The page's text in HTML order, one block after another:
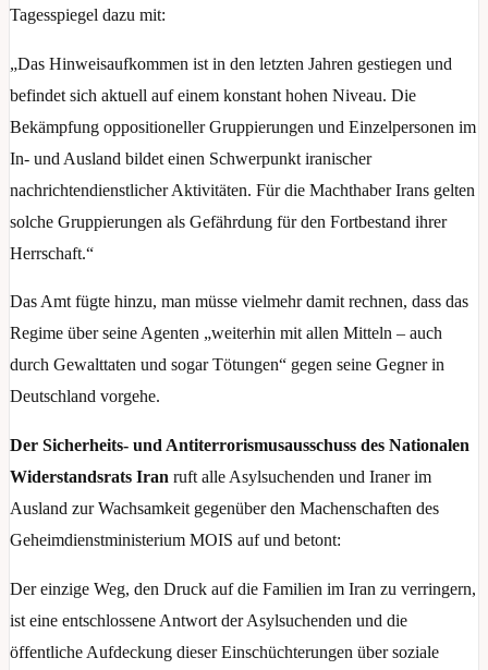
Tagesspiegel dazu mit:
„Das Hinweisaufkommen ist in den letzten Jahren gestiegen und
befindet sich aktuell auf einem konstant hohen Niveau. Die
Bekämpfung oppositioneller Gruppierungen und Einzelpersonen im
In- und Ausland bildet einen Schwerpunkt iranischer
nachrichtendienstlicher Aktivitäten. Für die Machthaber Irans gelten
solche Gruppierungen als Gefährdung für den Fortbestand ihrer
Herrschaft.“
Das Amt fügte hinzu, man müsse vielmehr damit rechnen, dass das
Regime über seine Agenten „weiterhin mit allen Mitteln – auch
durch Gewalttaten und sogar Tötungen“ gegen seine Gegner in
Deutschland vorgehe.
Der Sicherheits- und Antiterrorismusausschuss des Nationalen
Widerstandsrats Iran ruft alle Asylsuchenden und Iraner im
Ausland zur Wachsamkeit gegenüber den Machenschaften des
Geheimdienstministerium MOIS auf und betont:
Der einzige Weg, den Druck auf die Familien im Iran zu verringern,
ist eine entschlossene Antwort der Asylsuchenden und die
öffentliche Aufdeckung dieser Einschüchterungen über soziale